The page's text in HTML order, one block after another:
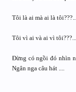
Tôi là ai mà ai là
Tôi vì ai và ai vì
Đừng có ngồi đó nhìn
Ngân nga câu hát ....